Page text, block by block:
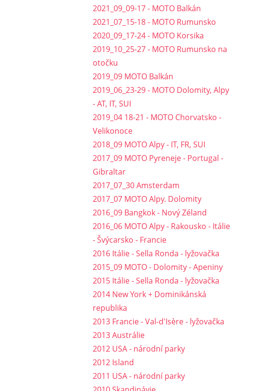
2021_09_09-17 - MOTO Balkán
2021_07_15-18 - MOTO Rumunsko
2020_09_17-24 - MOTO Korsika
2019_10_25-27 - MOTO Rumunsko na
otočku
2019_09 MOTO Balkán
2019_06_23-29 - MOTO Dolomity, Alpy
- AT, IT, SUI
2019_04 18-21 - MOTO Chorvatsko -
Velikonoce
2018_09 MOTO Alpy - IT, FR, SUI
2017_09 MOTO Pyreneje - Portugal -
Gibraltar
2017_07_30 Amsterdam
2017_07 MOTO Alpy. Dolomity
2016_09 Bangkok - Nový Zéland
2016_06 MOTO Alpy - Rakousko - Itálie
- Švýcarsko - Francie
2016 Itálie - Sella Ronda - lyžovačka
2015_09 MOTO - Dolomity - Apeniny
2015 Itálie - Sella Ronda - lyžovačka
2014 New York + Dominikánská
republika
2013 Francie - Val-d'Isère - lyžovačka
2013 Austrálie
2012 USA - národní parky
2012 Island
2011 USA - národní parky